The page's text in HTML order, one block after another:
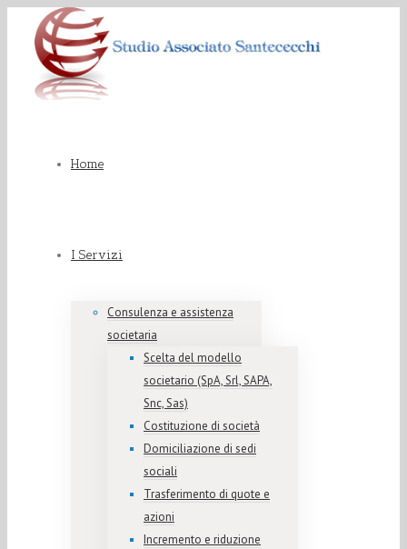
Home
I Servizi
Consulenza e assistenza
societaria
Scelta del modello
societario (SpA, Srl, SAPA,
Snc, Sas)
Costituzione di società
Domiciliazione di sedi
sociali
Trasferimento di quote e
azioni
Incremento e riduzione